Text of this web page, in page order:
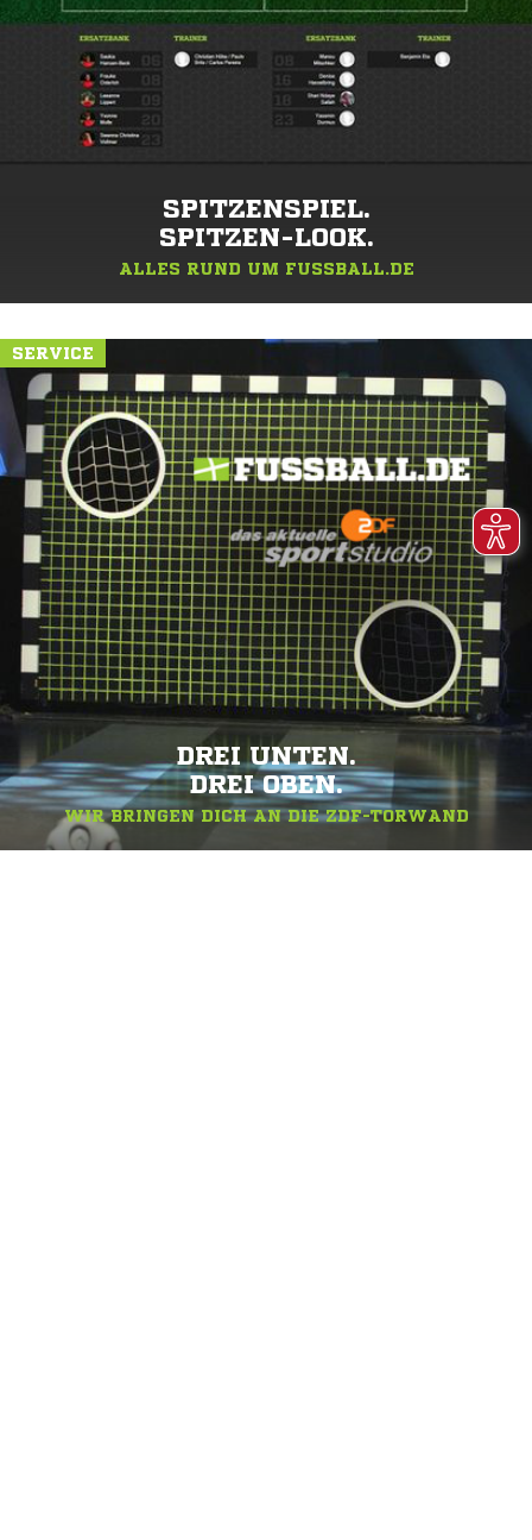
SPITZENSPIEL.
SPITZEN-LOOK.
ALLES RUND UM FUSSBALL.DE
SERVICE
DREI UNTEN.
DREI OBEN.
WIR BRINGEN DICH AN DIE ZDF-TORWAND